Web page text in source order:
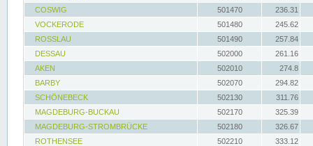
COSWIG
501470
236.31
VOCKERODE
501480
245.62
ROSSLAU
501490
257.84
DESSAU
502000
261.16
AKEN
502010
274.8
BARBY
502070
294.82
SCHÖNEBECK
502130
311.76
MAGDEBURG-BUCKAU
502170
325.39
MAGDEBURG-STROMBRÜCKE
502180
326.67
ROTHENSEE
502210
333.12